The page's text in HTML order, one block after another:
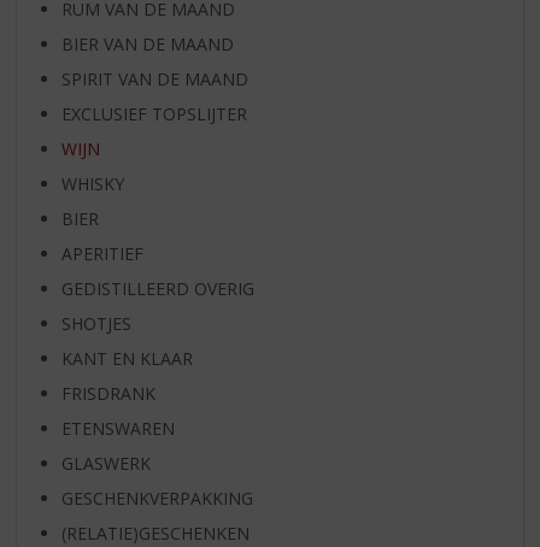
RUM VAN DE MAAND
BIER VAN DE MAAND
SPIRIT VAN DE MAAND
EXCLUSIEF TOPSLIJTER
WIJN
WHISKY
BIER
APERITIEF
GEDISTILLEERD OVERIG
SHOTJES
KANT EN KLAAR
FRISDRANK
ETENSWAREN
GLASWERK
GESCHENKVERPAKKING
(RELATIE)GESCHENKEN